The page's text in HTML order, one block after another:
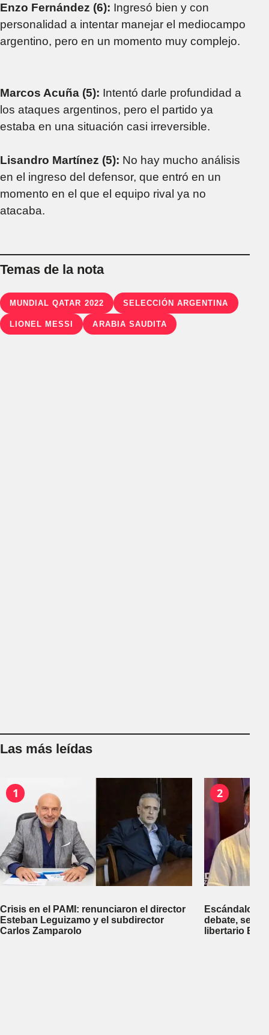
Enzo Fernández (6): Ingresó bien y con
personalidad a intentar manejar el mediocampo
argentino, pero en un momento muy complejo.
Marcos Acuña (5): Intentó darle profundidad a
los ataques argentinos, pero el partido ya
estaba en una situación casi irreversible.
Lisandro Martínez (5): No hay mucho análisis
en el ingreso del defensor, que entró en un
momento en el que el equipo rival ya no
atacaba.
Temas de la nota
MUNDIAL QATAR 2022 SELECCIÓN ARGENTINA
LIONEL MESSI ARABIA SAUDITA
Las más leídas
1
Crisis en el PAMI: renunciaron el director
Esteban Leguizamo y el subdirector
Carlos Zamparolo
2
Escándalo
debate, se
libertario